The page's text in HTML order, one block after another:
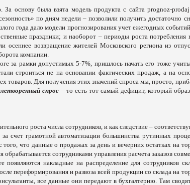
основу была взята модель продукта с сайта prognoz-
по дням недели – позволили получить достаточно
года дало модели прогнозирования учет ежегодных
праздники; и наоборот – периоды роста потребления
возвращение жителей Московского региона из
компании.
за рамки допустимых 5-7%, пришлось начать его тоже
строиться не на основании фактических продаж, а на
товаров. Для получения этих значений спроса мы, просто,
спрос – то есть тот самый дефицит, который
роста числа сотрудников, и как следствие –
счет грамотной автоматизации большинства рутинных
что данные о продажах за день и вечерних остатках на
сотрудниками управления расчета заказов
накладные на распределение для сотрудников
переформирования и развоза всей продукции со склада на
все данные они передают в бухгалтерию. Там